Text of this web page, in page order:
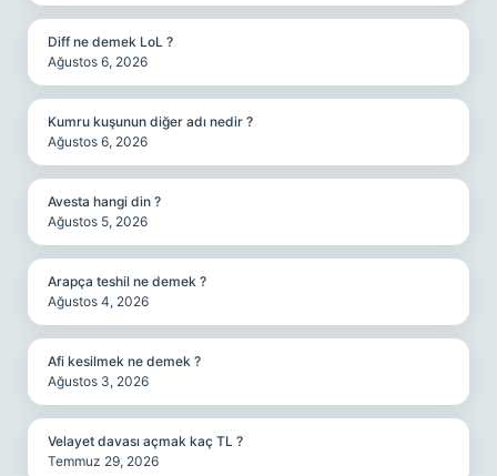
Diff ne demek LoL ?
Ağustos 6, 2026
Kumru kuşunun diğer adı nedir ?
Ağustos 6, 2026
Avesta hangi din ?
Ağustos 5, 2026
Arapça teshil ne demek ?
Ağustos 4, 2026
Afi kesilmek ne demek ?
Ağustos 3, 2026
Velayet davası açmak kaç TL ?
Temmuz 29, 2026